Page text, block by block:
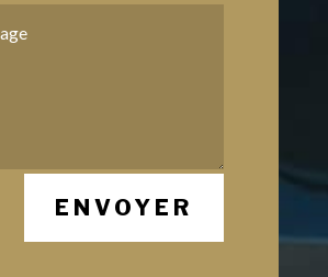
ENVOYER